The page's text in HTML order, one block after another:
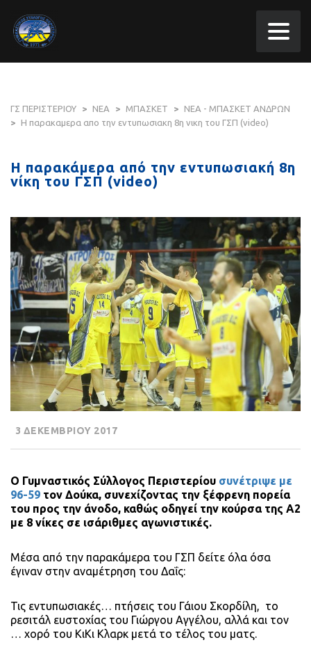
ΓΣ ΠΕΡΙΣΤΕΡΙΟΥ > ΝΕΑ > ΜΠΑΣΚΕΤ >
ΝΕΑ - ΜΠΑΣΚΕΤ ΑΝΔΡΩΝ
>
Η παρακαμερα απο την εντυπωσιακη 8η νικη του ΓΣΠ (video)
Η παρακάμερα από την εντυπωσιακή 8η
νίκη του ΓΣΠ (video)
3 ΔΕΚΕΜΒΡΙΟΥ 2017
Ο Γυμναστικός Σύλλογος Περιστερίου συνέτριψε με
96-59 τον Δούκα, συνεχίζοντας την ξέφρενη πορεία
του προς την άνοδο, καθώς οδηγεί την κούρσα της Α2
με 8 νίκες σε ισάριθμες αγωνιστικές.
Μέσα από την παρακάμερα του ΓΣΠ δείτε όλα όσα
έγιναν στην αναμέτρηση του Δαΐς:
Τις εντυπωσιακές… πτήσεις του Γάιου Σκορδίλη, το
ρεσιτάλ ευστοχίας του Γιώργου Αγγέλου, αλλά και τον
… χορό του ΚιΚι Κλαρκ μετά το τέλος του ματς.